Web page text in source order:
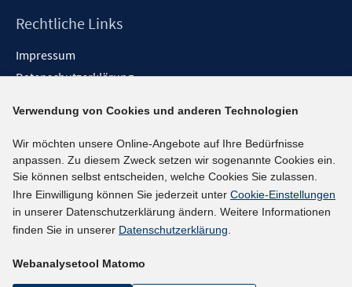
Rechtliche Links
Impressum
Datenschutzerklärung
Barrieren melden
Social-Media-Kanäle
BlueSky
YouTube
LinkedIn
kununu
Verwendung von Cookies und anderen Technologien
Wir möchten unsere Online-Angebote auf Ihre Bedürfnisse
anpassen. Zu diesem Zweck setzen wir sogenannte Cookies ein.
Sie können selbst entscheiden, welche Cookies Sie zulassen.
Ihre Einwilligung können Sie jederzeit unter Cookie-Einstellungen
in unserer Datenschutzerklärung ändern. Weitere Informationen
finden Sie in unserer Datenschutzerklärung.
Webanalysetool Matomo